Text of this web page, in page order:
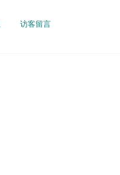
访客留言